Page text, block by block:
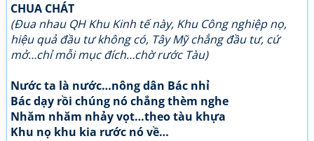
CHUA CHÁT
(Đua nhau QH Khu Kinh tế này, Khu Công nghiệp nọ,
hiệu quả đầu tư không có, Tây Mỹ chẳng đầu tư, cứ
mở…chỉ mỗi mục đích…chờ rước Tàu)
Nước ta là nước…nông dân Bác nhỉ
Bác dạy rồi chúng nó chẳng thèm nghe
Nhăm nhăm nhảy vọt…theo tàu khựa
Khu nọ khu kia rước nó về…